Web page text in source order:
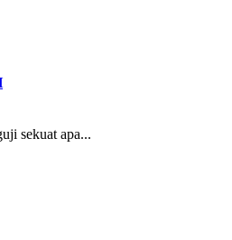
sekuat apa...